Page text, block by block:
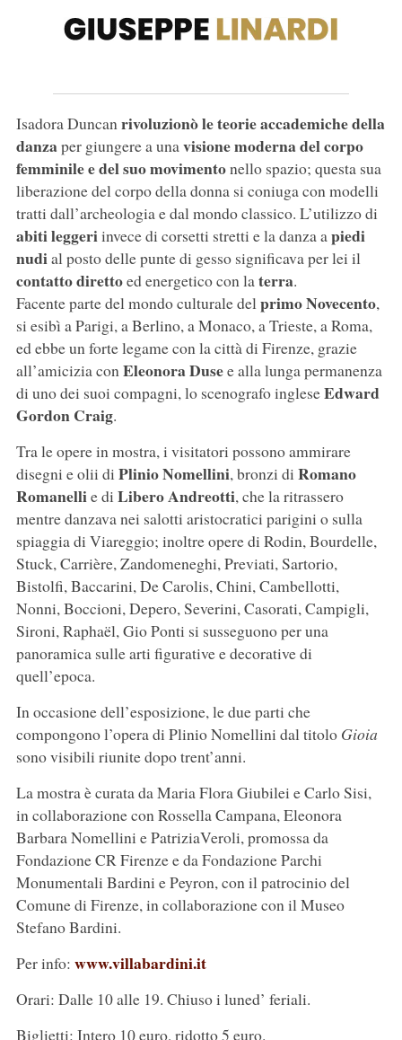
Isadora Duncanrivoluzionò le teorie accademiche della
danzaper giungere a unavisione moderna del corpo
femminile e del suo movimentonello spazio; questa sua
liberazione del corpo della donna si coniuga con modelli
tratti dall’archeologia e dal mondo classico. L’utilizzo di
abiti leggeriinvece di corsetti stretti e la danza apiedi
nudial posto delle punte di gesso significava per lei il
contatto direttoed energetico con laterra.
Facente parte del mondo culturale delprimo Novecento,
si esibì a Parigi, a Berlino, a Monaco, a Trieste, a Roma,
ed ebbe un forte legame con la città di Firenze, grazie
all’amicizia conEleonora Dusee alla lunga permanenza
di uno dei suoi compagni, lo scenografo ingleseEdward
Gordon Craig.
Tra le opere in mostra, i visitatori possono ammirare
disegni e olii di Plinio Nomellini, bronzi di Romano
Romanellie di Libero Andreotti, che la ritrassero
mentre danzava nei salotti aristocratici parigini o sulla
spiaggia di Viareggio; inoltre opere di Rodin, Bourdelle,
Stuck, Carrière, Zandomeneghi, Previati, Sartorio,
Bistolfi, Baccarini, De Carolis, Chini, Cambellotti,
Nonni, Boccioni, Depero, Severini, Casorati, Campigli,
Sironi, Raphaël, Gio Ponti si susseguono per una
panoramica sulle arti figurative e decorative di
quell’epoca.
In occasione dell’esposizione, le due parti che
compongono l’opera di Plinio Nomellini dal titolo Gioia
sono visibili riunite dopo trent’anni.
La mostra è curata da Maria Flora Giubilei e Carlo Sisi,
in collaborazione con Rossella Campana, Eleonora
Barbara Nomellini e PatriziaVeroli, promossa da
Fondazione CR Firenze e da Fondazione Parchi
Monumentali Bardini e Peyron, con il patrocinio del
Comune di Firenze, in collaborazione con il Museo
Stefano Bardini.
Per info: www.villabardini.it
Orari: Dalle 10 alle 19. Chiuso i luned’ feriali.
Biglietti: Intero 10 euro, ridotto 5 euro.